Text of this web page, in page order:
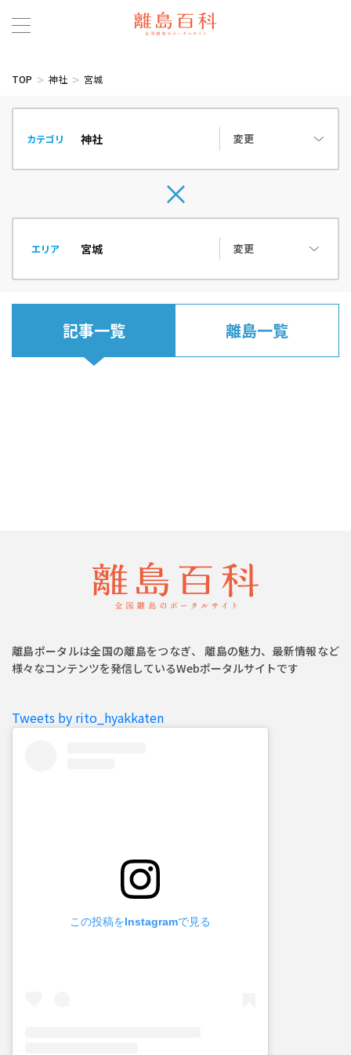
TOP 神社 宮城
カテゴリ 変更
エリア 変更
記事一覧 離島一覧
離島ポータルは全国の離島をつなぎ、 離島の魅力、最新情報など
様々なコンテンツを発信しているWebポータルサイトです
Tweets by rito_hyakkaten
この投稿をInstagramで見る